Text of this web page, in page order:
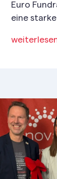
Euro
eine starke